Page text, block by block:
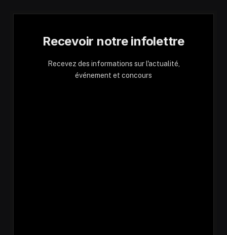
Recevoir notre infolettre
Recevez des informations sur l'actualité,
événement et concours